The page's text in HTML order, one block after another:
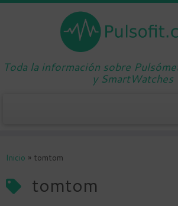
Toda la información sobre
y SmartWatches
Inicio » tomtom
tomtom